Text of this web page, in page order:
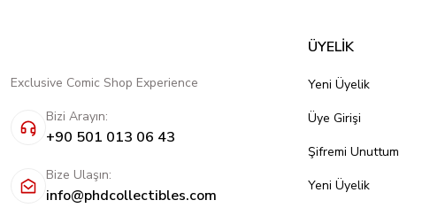
Exclusive Comic Shop Experience
Bizi Arayın:
+90 501 013 06 43
Bize Ulaşın:
info@phdcollectibles.com
ÜYELİK
Yeni Üyelik
Üye Girişi
Şifremi Unuttum
Yeni Üyelik